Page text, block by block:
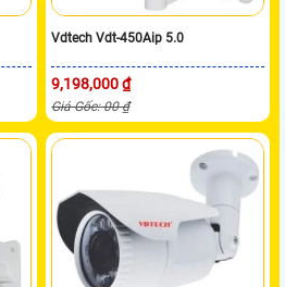
Vdtech Vdt-450Aip 5.0
9,198,000 ₫
Giá Gốc: 00 ₫